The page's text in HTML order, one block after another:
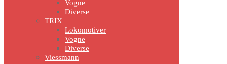
Vogne
Diverse
TRIX
Lokomotiver
Vogne
Diverse
Viessmann